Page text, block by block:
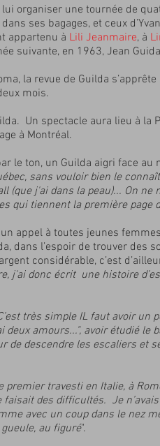
organiser une tournée de
ses bagages, et ceux
appartenu à Lili Jeanmaire, à
suivante, en 1963, Jean
la revue de Guilda
mois.
Un spectacle aura lieu à la
à Montréal.
le ton, un Guilda aigri face
sans vouloir bien le
j'ai dans la peau)... On ne
qui tiennent la première page
appel à toutes jeunes
dans l’espoir de trouver des
considérable, c’est
j'ai donc écrit une histoire
très simple IL faut avoir un
deux amours...", avoir étudié le
de descendre les escaliers et
travesti en Italie, à
des difficultés. Je
avec un coup dans le nez
au figuré".